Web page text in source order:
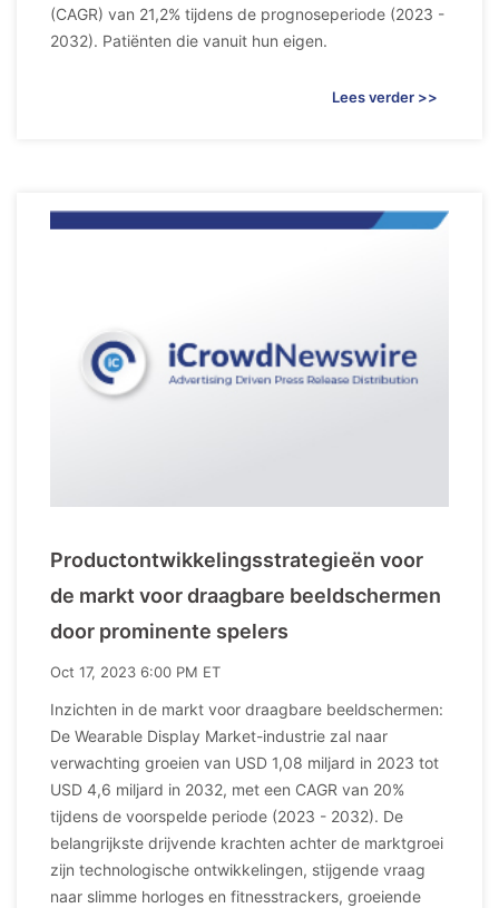
(CAGR) van 21,2% tijdens de prognoseperiode (2023 -
2032). Patiënten die vanuit hun eigen.
Lees verder >>
Productontwikkelingsstrategieën voor
de markt voor draagbare beeldschermen
door prominente spelers
Oct 17, 2023 6:00 PM ET
Inzichten in de markt voor draagbare beeldschermen:
De Wearable Display Market-industrie zal naar
verwachting groeien van USD 1,08 miljard in 2023 tot
USD 4,6 miljard in 2032, met een CAGR van 20%
tijdens de voorspelde periode (2023 - 2032). De
belangrijkste drijvende krachten achter de marktgroei
zijn technologische ontwikkelingen, stijgende vraag
naar slimme horloges en fitnesstrackers, groeiende